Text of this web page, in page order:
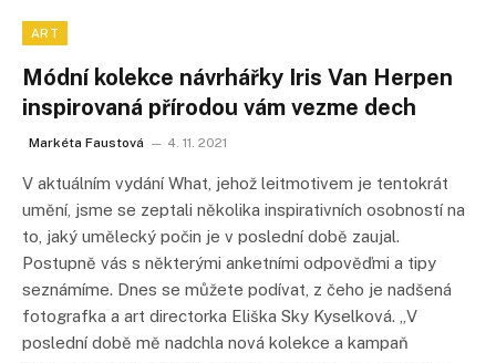
ART
Módní kolekce návrhářky Iris Van Herpen
inspirovaná přírodou vám vezme dech
Markéta Faustová 4. 11. 2021
V aktuálním vydání What, jehož leitmotivem je tentokrát
umění, jsme se zeptali několika inspirativních osobností na
to, jaký umělecký počin je v poslední době zaujal.
Postupně vás s některými anketními odpověďmi a tipy
seznámíme. Dnes se můžete podívat, z čeho je nadšená
fotografka a art directorka Eliška Sky Kyselková. „V
poslední době mě nadchla nová kolekce a kampaň